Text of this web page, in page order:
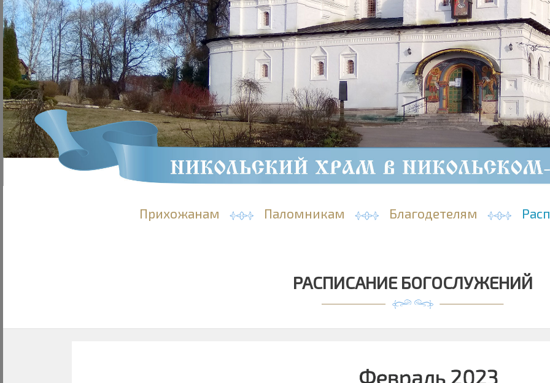
Прихожанам Паломникам Благодетелям
РАСПИСАНИЕ БОГОСЛУЖЕНИЙ